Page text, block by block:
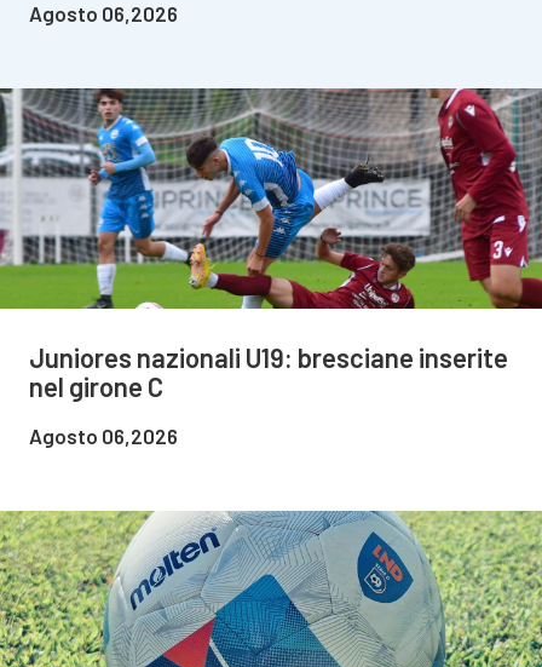
Agosto 06,2026
Juniores nazionali U19: bresciane inserite
nel girone C
Agosto 06,2026